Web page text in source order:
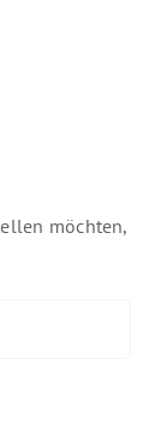
möchten,